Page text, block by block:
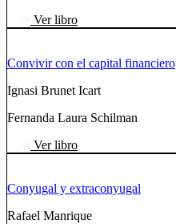
Ver libro
Convivir con el capital financiero
Ignasi Brunet Icart
Fernanda Laura Schilman
Ver libro
Conyugal y extraconyugal
Rafael Manrique